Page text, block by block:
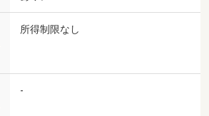
所得制限なし
-